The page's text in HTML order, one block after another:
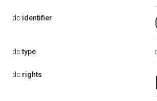
dc:identifier
dc:type
dc:rights